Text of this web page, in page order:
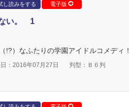
し読みをする 電子版
ない。 1
!?）なふたりの学園アイドルコメディ！
：2016年07月27日 判型：Ｂ６判